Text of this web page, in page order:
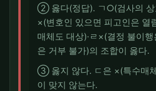
② 옳다(정답). ㄱ○(검사의 상
×(변호인 있으면 피고인은 열
매체도 대상)·ㄹ×(결정 불이
은 거부 불가)의 조합이 옳다.
③ 옳지 않다. ㄷ은 ×(특수매
이 맞지 않는다.